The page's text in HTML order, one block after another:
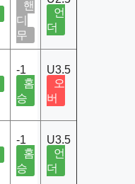
핸
디
무
언
더
-1
홈
승
U3.5
오
버
-1
홈
승
U3.5
언
더